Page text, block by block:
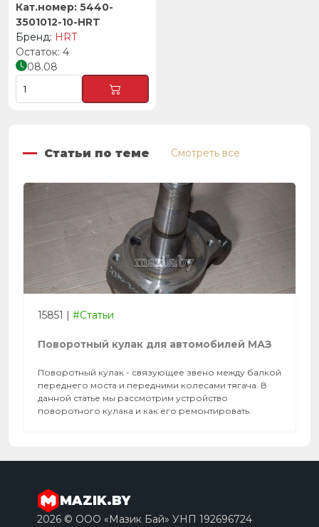
5440-
3501012-10-HRT
HRT
4
08.08
Статьи по теме Смотреть все
15851 | #Статьи
Поворотный кулак для автомобилей МАЗ
Поворотный кулак - связующее звено между балкой
переднего моста и передними колесами тягача. В
данной статье мы рассмотрим устройство
поворотного кулака и как его ремонтировать.
MAZIK.BY
2026 © ООО «Мазик Бай» УНП 192696724